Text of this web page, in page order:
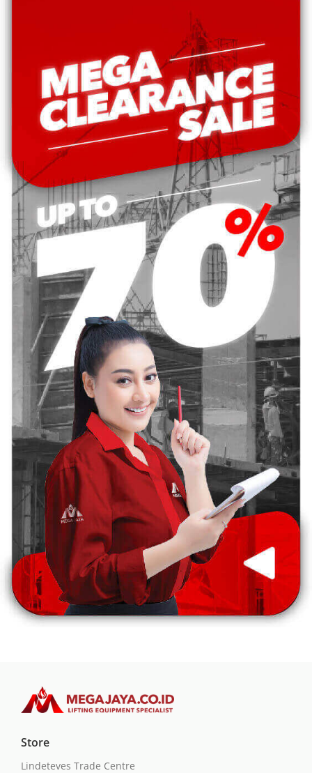
Store
Lindeteves Trade Centre